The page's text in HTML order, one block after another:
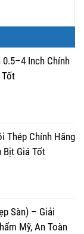
0.5–4 Inch Chính
Tốt
Thép Chính Hãng
Bịt Giá Tốt
Sàn) – Giải
Mỹ, An Toàn